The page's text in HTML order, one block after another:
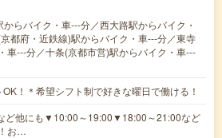
らバイク・車---分／西大路駅からバイク・
都府・近鉄線)駅からバイク・車---分／東寺
車---分／十条(京都市営)駅からバイク・車---
！＊希望シフト制で好きな曜日で働ける！
ど他にも▼10:00～19:00▼18:00～21:00など
お…